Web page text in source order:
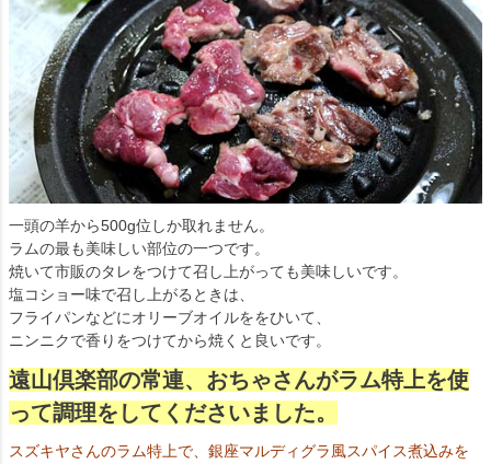
一頭の羊から500g位しか取れません。
ラムの最も美味しい部位の一つです。
焼いて市販のタレをつけて召し上がっても美味しいです。
塩コショー味で召し上がるときは、
フライパンなどにオリーブオイルををひいて、
ニンニクで香りをつけてから焼くと良いです。
遠山倶楽部の常連、おちゃさんがラム特上を使
って調理をしてくださいました。
スズキヤさんのラム特上で、銀座マルディグラ風スパイス煮込みを